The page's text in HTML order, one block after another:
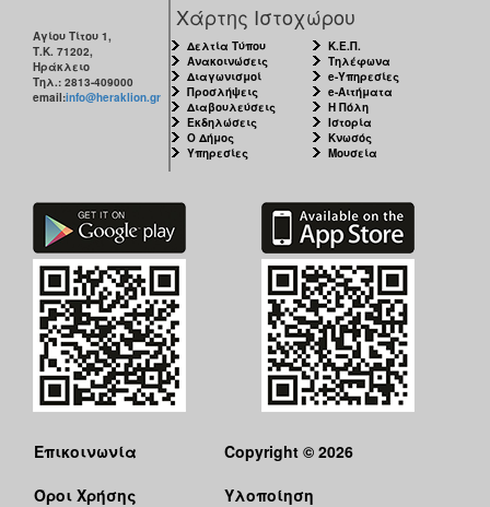
Αγίου Τίτου 1,
Τ.Κ. 71202,
Ηράκλειο
Τηλ.: 2813-409000
email:info@heraklion.gr
Χάρτης Ιστοχώρου
Δελτία Τύπου
Ανακοινώσεις
Διαγωνισμοί
Προσλήψεις
Διαβουλεύσεις
Εκδηλώσεις
Ο Δήμος
Υπηρεσίες
Κ.Ε.Π.
Τηλέφωνα
e-Υπηρεσίες
e-Αιτήματα
Η Πόλη
Ιστορία
Κνωσός
Μουσεία
Επικοινωνία
Όροι Χρήσης
Copyright © 2026
Υλοποίηση